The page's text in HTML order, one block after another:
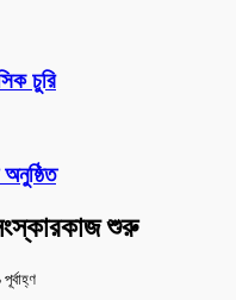
চুরি
শুরু